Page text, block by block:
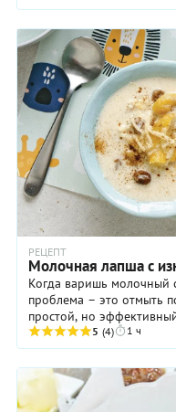
РЕЦЕПТ
Молочная лапша с
Когда варишь молочный
проблема – это отмыть
простой, но
«плёнкой» на дне посуды:
5 (4) 1 ч